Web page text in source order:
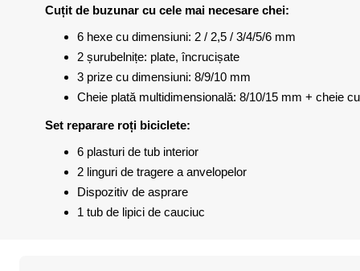
Cuțit de buzunar cu cele mai necesare chei:
6 hexe cu dimensiuni: 2 / 2,5 / 3/4/5/6 mm
2 șurubelnițe: plate, încrucișate
3 prize cu dimensiuni: 8/9/10 mm
Cheie plată multidimensională: 8/10/15 mm + cheie
Set reparare roți biciclete:
6 plasturi de tub interior
2 linguri de tragere a anvelopelor
Dispozitiv de asprare
1 tub de lipici de cauciuc